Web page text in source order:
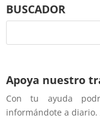
BUSCADOR
Apoya nuestro
Con tu ayuda
informándote a diario.